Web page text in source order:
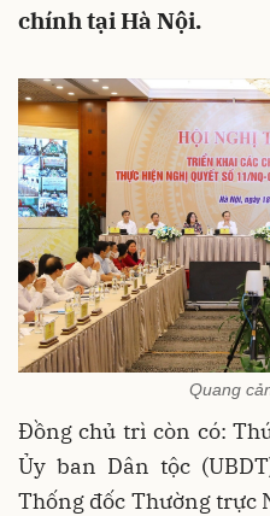
chính tại Hà Nội.
Quang
Đồng chủ trì còn có:
Ủy ban Dân tộc
Thống đốc Thường trực